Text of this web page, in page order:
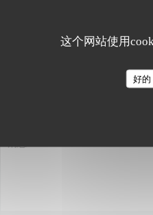
这个网站使用
好的